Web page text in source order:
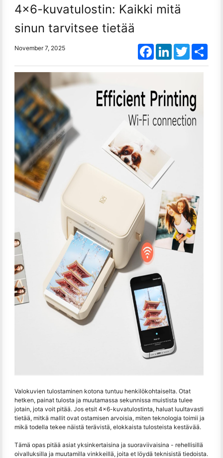
4x6-kuvatulostin: Kaikki mitä
sinun tarvitsee tietää
November 7, 2025 FacebookLinkedInTwitter
Valokuvien tulostaminen kotona tuntuu henkilökohtaiselta. Otat
hetken, painat tulosta ja muutamassa sekunnissa muistista tulee
jotain, jota voit pitää. Jos etsit 4x6-kuvatulostinta, haluat luultavasti
tietää, mitkä mallit ovat ostamisen arvoisia, miten teknologia toimii ja
mikä todella tekee näistä terävistä, elokkaista tulosteista kestävää.
Tämä opas pitää asiat yksinkertaisina ja suoraviivaisina - rehellisillä
oivalluksilla ja muutamilla vinkkeillä, joita et löydä teknisistä tiedoista.